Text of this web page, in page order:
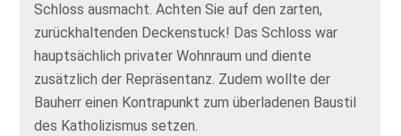
Schloss ausmacht. Achten Sie auf den zarten,
zurückhaltenden Deckenstuck! Das Schloss war
hauptsächlich privater Wohnraum und diente
zusätzlich der Repräsentanz. Zudem wollte der
Bauherr einen Kontrapunkt zum überladenen Baustil
des Katholizismus setzen.